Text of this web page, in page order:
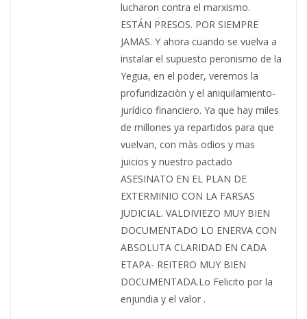
lucharon contra el marxismo.
ESTÁN PRESOS. POR SIEMPRE
JAMAS. Y ahora cuando se vuelva a
instalar el supuesto peronismo de la
Yegua, en el poder, veremos la
profundizaciòn y el aniquilamiento-
jurídico financiero. Ya que hay miles
de millones ya repartidos para que
vuelvan, con màs odios y mas
juicios y nuestro pactado
ASESINATO EN EL PLAN DE
EXTERMINIO CON LA FARSAS
JUDICIAL. VALDIVIEZO MUY BIEN
DOCUMENTADO LO ENERVA CON
ABSOLUTA CLARIDAD EN CADA
ETAPA- REITERO MUY BIEN
DOCUMENTADA.Lo Felicito por la
enjundia y el valor .